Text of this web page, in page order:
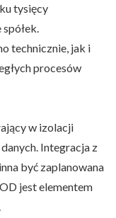
tysięcy
technicznie, jak i
procesów
w izolacji
Integracja z
być zaplanowana
jest elementem